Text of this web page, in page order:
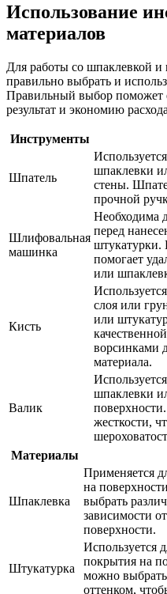
Использование
материалов
Для работы со шпаклевкой и
правильно выбрать и
Правильный выбор поможет
результат и экономию
Инструменты
Шпатель
шпаклевки
стены.
прочной
Шлифовальная
машинка
Необходима
перед
помогает
или
Кисть
слоя или
или
ворсинками
материала.
Валик
шпаклевки
жесткости,
Материалы
Шпаклевка
Применяется
на
выбрать
зависимости
поверхности.
Штукатурка
Используется
покрытия на
можно выбрать
оттенком,